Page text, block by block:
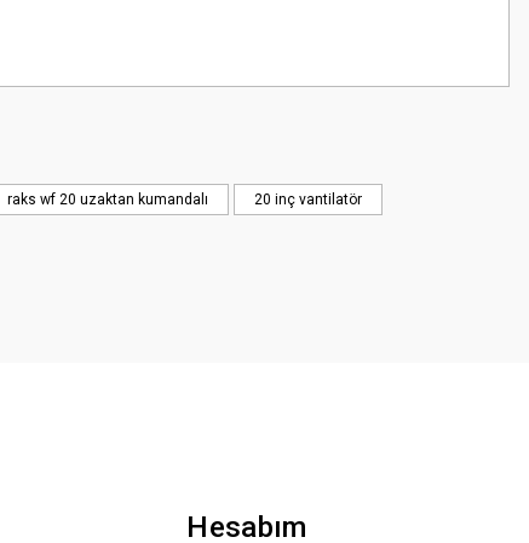
raks wf 20 uzaktan kumandalı 20 inç vantilatör
Hesabım